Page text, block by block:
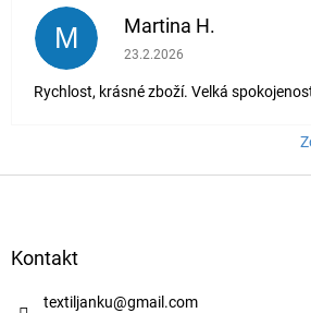
M Martina H.
Hodnocení obchodu je 5 z 5
23.2.2026
Rychlost, krásné zboží. Velká
Kontakt
textiljanku@gmail.com